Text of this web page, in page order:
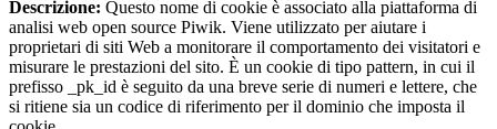
Descrizione: Questo nome di cookie è associato alla piattaforma di
analisi web open source Piwik. Viene utilizzato per aiutare i
proprietari di siti Web a monitorare il comportamento dei visitatori e
misurare le prestazioni del sito. È un cookie di tipo pattern, in cui il
prefisso _pk_id è seguito da una breve serie di numeri e lettere, che
si ritiene sia un codice di riferimento per il dominio che imposta il